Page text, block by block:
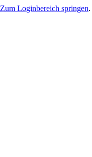
Zum Loginbereich springen.